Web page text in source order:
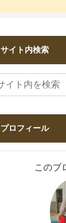
サイト内検索
プロフィール
このブ